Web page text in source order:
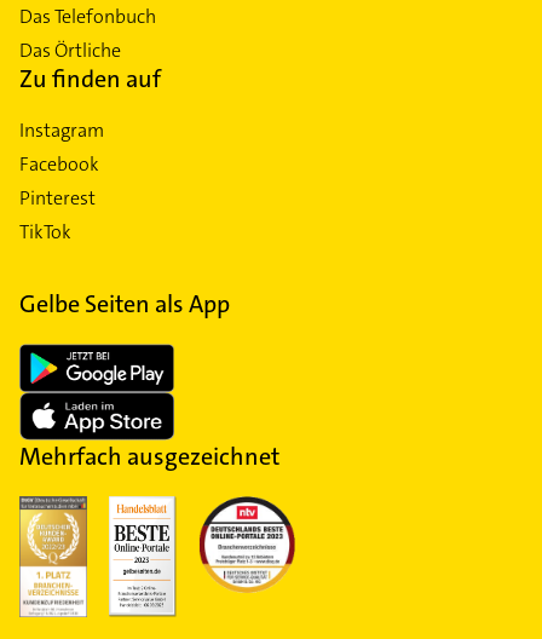
Das Telefonbuch
Das Örtliche
Zu finden auf
Instagram
Facebook
Pinterest
TikTok
Gelbe Seiten als App
Mehrfach ausgezeichnet